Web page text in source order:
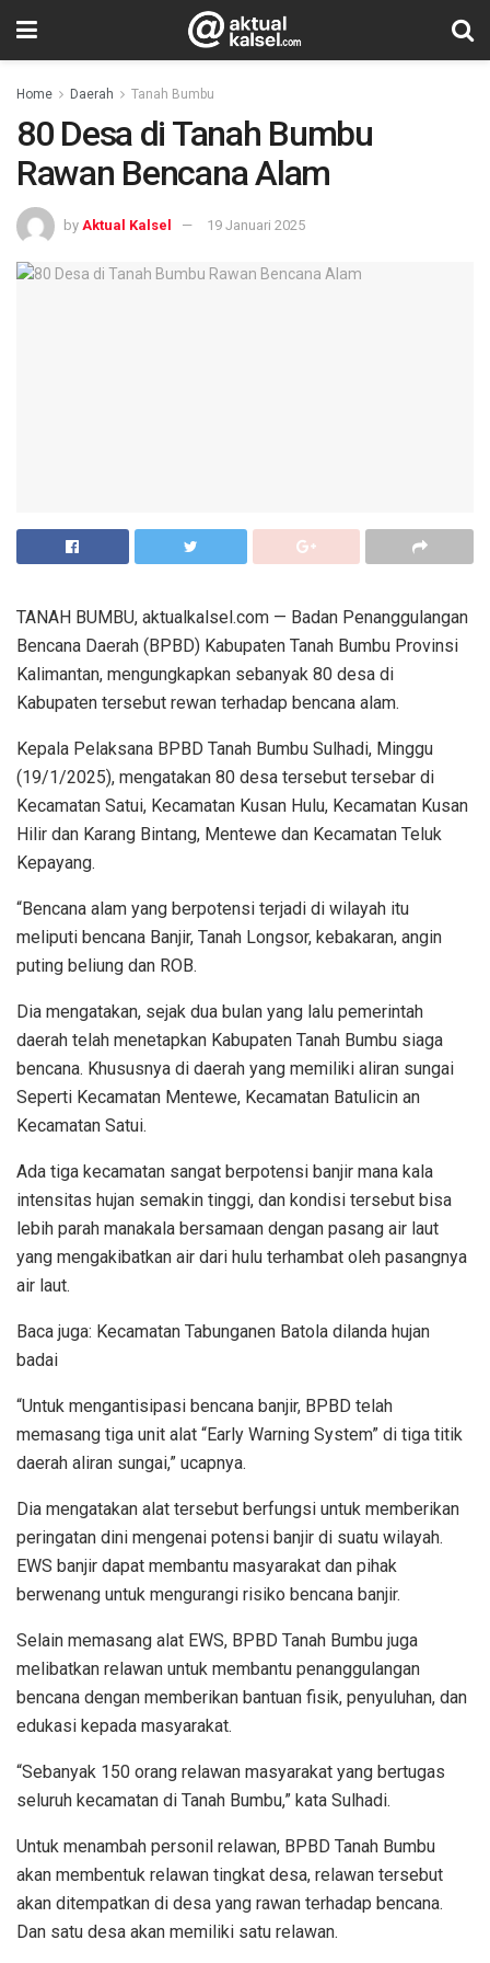
Home Daerah Tanah Bumbu
80 Desa di Tanah Bumbu
Rawan Bencana Alam
by Aktual Kalsel 19 Januari 2025
TANAH BUMBU, aktualkalsel.com — Badan Penanggulangan
Bencana Daerah (BPBD) Kabupaten Tanah Bumbu Provinsi
Kalimantan, mengungkapkan sebanyak 80 desa di
Kabupaten tersebut rewan terhadap bencana alam.
Kepala Pelaksana BPBD Tanah Bumbu Sulhadi, Minggu
(19/1/2025), mengatakan 80 desa tersebut tersebar di
Kecamatan Satui, Kecamatan Kusan Hulu, Kecamatan Kusan
Hilir dan Karang Bintang, Mentewe dan Kecamatan Teluk
Kepayang.
“Bencana alam yang berpotensi terjadi di wilayah itu
meliputi bencana Banjir, Tanah Longsor, kebakaran, angin
puting beliung dan ROB.
Dia mengatakan, sejak dua bulan yang lalu pemerintah
daerah telah menetapkan Kabupaten Tanah Bumbu siaga
bencana. Khususnya di daerah yang memiliki aliran sungai
Seperti Kecamatan Mentewe, Kecamatan Batulicin an
Kecamatan Satui.
Ada tiga kecamatan sangat berpotensi banjir mana kala
intensitas hujan semakin tinggi, dan kondisi tersebut bisa
lebih parah manakala bersamaan dengan pasang air laut
yang mengakibatkan air dari hulu terhambat oleh pasangnya
air laut.
Baca juga: Kecamatan Tabunganen Batola dilanda hujan
badai
“Untuk mengantisipasi bencana banjir, BPBD telah
memasang tiga unit alat “Early Warning System” di tiga titik
daerah aliran sungai,” ucapnya.
Dia mengatakan alat tersebut berfungsi untuk memberikan
peringatan dini mengenai potensi banjir di suatu wilayah.
EWS banjir dapat membantu masyarakat dan pihak
berwenang untuk mengurangi risiko bencana banjir.
Selain memasang alat EWS, BPBD Tanah Bumbu juga
melibatkan relawan untuk membantu penanggulangan
bencana dengan memberikan bantuan fisik, penyuluhan, dan
edukasi kepada masyarakat.
“Sebanyak 150 orang relawan masyarakat yang bertugas
seluruh kecamatan di Tanah Bumbu,” kata Sulhadi.
Untuk menambah personil relawan, BPBD Tanah Bumbu
akan membentuk relawan tingkat desa, relawan tersebut
akan ditempatkan di desa yang rawan terhadap bencana.
Dan satu desa akan memiliki satu relawan.